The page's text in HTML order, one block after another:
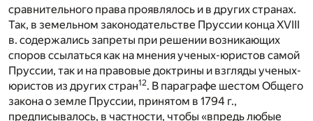
сравнительного права проявлялось и в других странах.
Так, в земельном законодательстве Пруссии конца XVIII
в. содержались запреты при решении возникающих
споров ссылаться как на мнения ученых-юристов самой
Пруссии, так и на правовые доктрины и взгляды ученых-
юристов из других стран12. В параграфе шестом Общего
закона о земле Пруссии, принятом в 1794 г.,
предписывалось, в частности, чтобы «впредь любые